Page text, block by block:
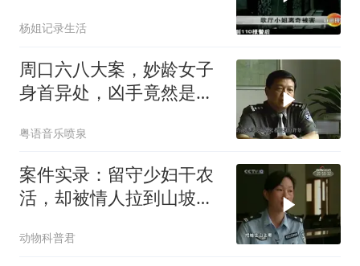
杨姐记录生活
周口六八大案，妙龄女子
身首异处，凶手竟然是以
粤语音乐喷泉
案件实录：留守少妇干农
活，却被情人拉到山坡
动物科普君